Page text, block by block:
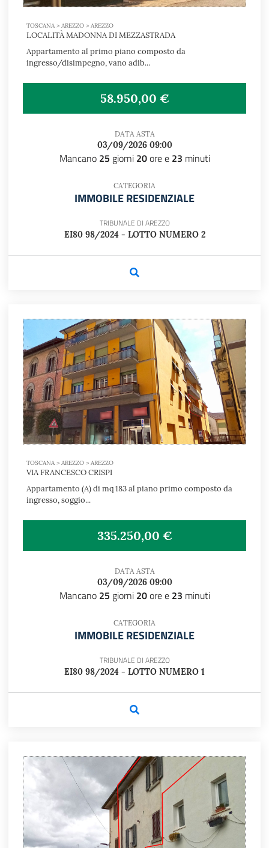
TOSCANA > AREZZO > AREZZO
LOCALITÀ MADONNA DI MEZZASTRADA
Appartamento al primo piano composto da
ingresso/disimpegno, vano adib...
58.950,00 €
DATA ASTA
03/09/2026 09:00
Mancano 25 giorni 20ore e 23 minuti
CATEGORIA
IMMOBILE RESIDENZIALE
TRIBUNALE DI AREZZO
EI80 98/2024 - LOTTO NUMERO 2
TOSCANA > AREZZO > AREZZO
VIA FRANCESCO CRISPI
Appartamento (A) di mq 183 al piano primo composto da
ingresso, soggio...
335.250,00 €
DATA ASTA
03/09/2026 09:00
Mancano 25 giorni 20ore e 23 minuti
CATEGORIA
IMMOBILE RESIDENZIALE
TRIBUNALE DI AREZZO
EI80 98/2024 - LOTTO NUMERO 1